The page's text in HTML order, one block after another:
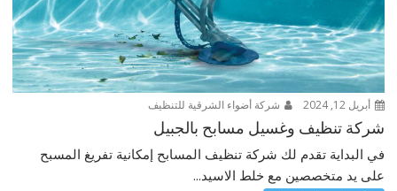
أبريل 12, 2024 شركة أضواء الشرقية للتنظيف
شركة تنظيف وغسيل مسابح بالجبيل
في البداية تقدم لك شركة تنظيف المسابح إمكانية تفريغ المسبح
على يد متخصصين مع خلط الاسيد...